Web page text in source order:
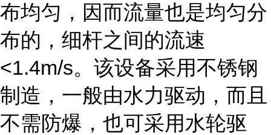
布均匀，因而流量也是均匀分
布的，细杆之间的流速
<1.4m/s。该设备采用不锈钢
制造，一般由水力驱动，而且
不需防爆，也可采用水轮驱